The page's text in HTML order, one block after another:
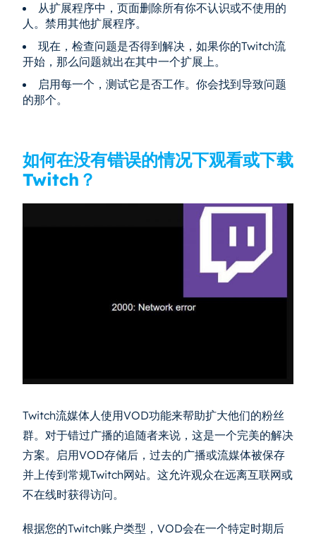
从扩展程序中，页面删除所有你不认识或不使用的
人。禁用其他扩展程序。
现在，检查问题是否得到解决，如果你的Twitch流
开始，那么问题就出在其中一个扩展上。
启用每一个，测试它是否工作。你会找到导致问题
的那个。
如何在没有错误的情况下观看或下载
Twitch？
Twitch流媒体人使用VOD功能来帮助扩大他们的粉丝
群。对于错过广播的追随者来说，这是一个完美的解决
方案。启用VOD存储后，过去的广播或流媒体被保存
并上传到常规Twitch网站。这允许观众在远离互联网或
不在线时获得访问。
根据您的Twitch账户类型，VOD会在一个特定时期后